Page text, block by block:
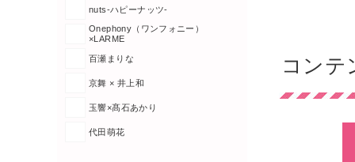
コンテ
nuts-ハピーナッツ-
Onephony（ワンフォニー）
×LARME
百瀬まりな
京舞 × 井上和
玉響×髙石あかり
代田萌花